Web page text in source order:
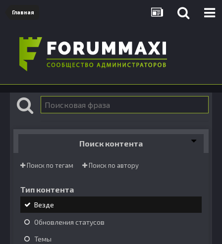
Главная
Поиск контента
Поиск по тегам Поиск по автору
Тип контента
Везде
Обновления статусов
Темы